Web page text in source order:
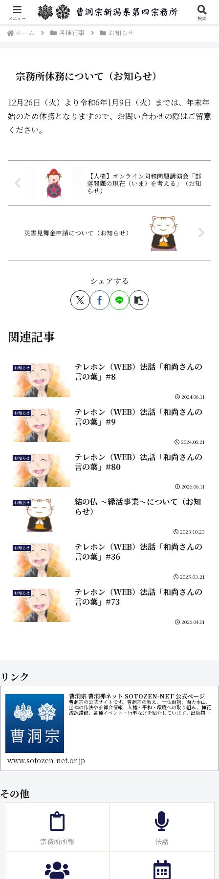
曹洞宗新潟県第四宗務所のご案内です。
ホーム 各種行事 お知らせ
宗務所休務について（お知らせ）
12月26日（火）より令和6年1月9日（火）までは、年末年
始のため休務となりますので、お問い合わせの際はご留意
ください。
【人権】オンライン同和問題講演会「部
落問題の現在（いま）を考える」（お知
らせ）
災害見舞金申請について（お知らせ）
シェアする
関連記事
お知らせ
テレホン（WEB）法話「和尚さんの
言の葉」#8
2024.06.11
お知らせ
テレホン（WEB）法話「和尚さんの
言の葉」#9
2024.06.21
お知らせ
テレホン（WEB）法話「和尚さんの
言の葉」#80
2026.06.11
お知らせ
結の仏 ～縁活事業～について（お知
らせ）
2023.10.23
お知らせ
テレホン（WEB）法話「和尚さんの
言の葉」#36
2025.03.21
お知らせ
テレホン（WEB）法話「和尚さんの
言の葉」#73
2026.04.01
リンク
曹洞宗 曹洞禅ネット SOTOZEN-NET 公式ページ
曹洞宗の公式サイトです。曹洞宗の教え、一仏両祖、両大本山、
坐禅の作法や参禅会情報、人権・平和・環境への取り組み、梅花
流詠讃歌、各種イベント・行事などを紹介しています。出版物販
www.sotozen-net.or.jp
その他
宗務所所報 法話
メニュー 検索